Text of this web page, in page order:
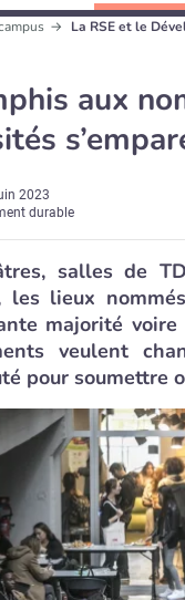
La RSE et le
aux
2023
durable
salles de
les lieux
majorité
veulent
pour soumettre